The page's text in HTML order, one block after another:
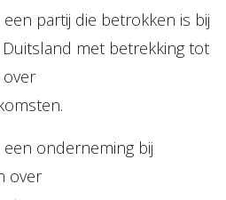
partij die betrokken is bij
met betrekking tot
een onderneming bij
over